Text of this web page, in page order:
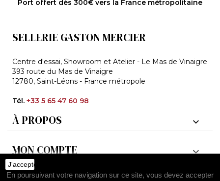
Port offert dès 300€ vers la France métropolitaine
SELLERIE GASTON MERCIER
Centre d'essai, Showroom et Atelier - Le Mas de Vinaigre
393 route du Mas de Vinaigre
12780, Saint-Léons - France métropole
Tél. +33 5 65 47 60 98
À PROPOS 
MON COMPTE 
J'accepte
En poursuivant votre navigation sur ce site, vous devez accepter